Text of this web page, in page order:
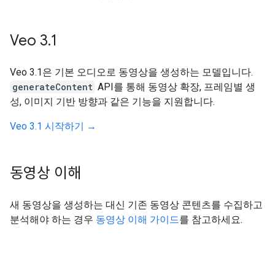
Veo 3.1
Veo 3.1은 기본 오디오로 동영상을 생성하는 모델입니다.
generateContent API를 통해 동영상 확장, 프레임별 생
성, 이미지 기반 방향과 같은 기능을 지원합니다.
Veo 3.1 시작하기 →
동영상 이해
새 동영상을 생성하는 대신 기존 동영상 콘텐츠를 수집하고
분석해야 하는 경우 동영상 이해 가이드를 참고하세요.